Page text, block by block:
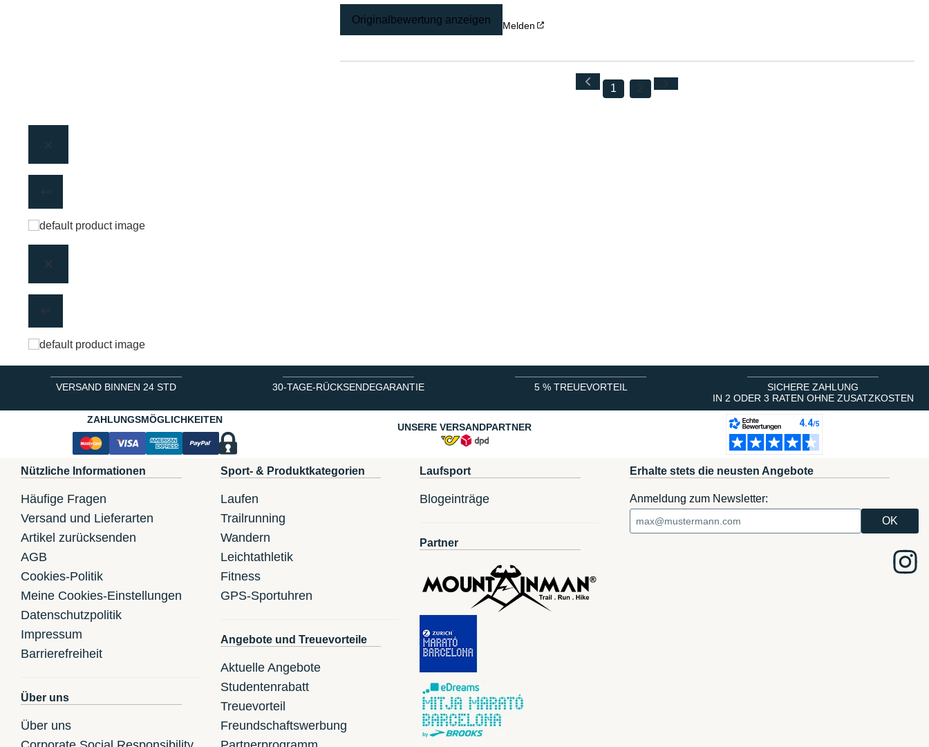
Originalbewertung anzeigen Melden
1 2
VERSAND BINNEN 24 STD 30-TAGE-RÜCKSENDEGARANTIE 5 % TREUEVORTEIL
SICHERE ZAHLUNG
IN 2 ODER 3 RATEN OHNE ZUSATZKOSTEN
ZAHLUNGSMÖGLICHKEITEN
UNSERE VERSANDPARTNER
Nützliche Informationen
Häufige Fragen
Versand und Lieferarten
Artikel zurücksenden
AGB
Cookies-Politik
Meine Cookies-Einstellungen
Datenschutzpolitik
Impressum
Barrierefreiheit
Über uns
Über uns
Sport- & Produktkategorien
Laufen
Trailrunning
Wandern
Leichtathletik
Fitness
GPS-Sportuhren
Angebote und Treuevorteile
Aktuelle Angebote
Studentenrabatt
Treuevorteil
Freundschaftswerbung
Laufsport
Blogeinträge
Partner
Erhalte stets die neusten Angebote
Anmeldung zum Newsletter: